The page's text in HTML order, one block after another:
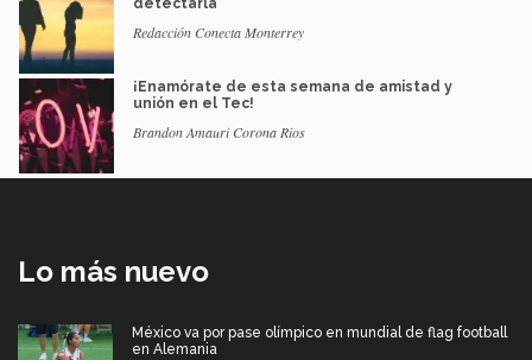
detectarla
Redacción Conecta Monterrey
¡Enamórate de esta semana de amistad y
unión en el Tec!
Brandon Amauri Corona Rios
Lo más nuevo
México va por pase olímpico en mundial de flag football
en Alemania